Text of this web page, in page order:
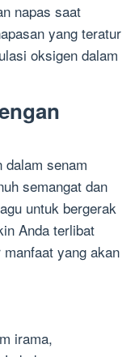
napas saat
yang teratur
oksigen dalam
dalam senam
semangat dan
untuk bergerak
Anda terlibat
yang akan
irama,